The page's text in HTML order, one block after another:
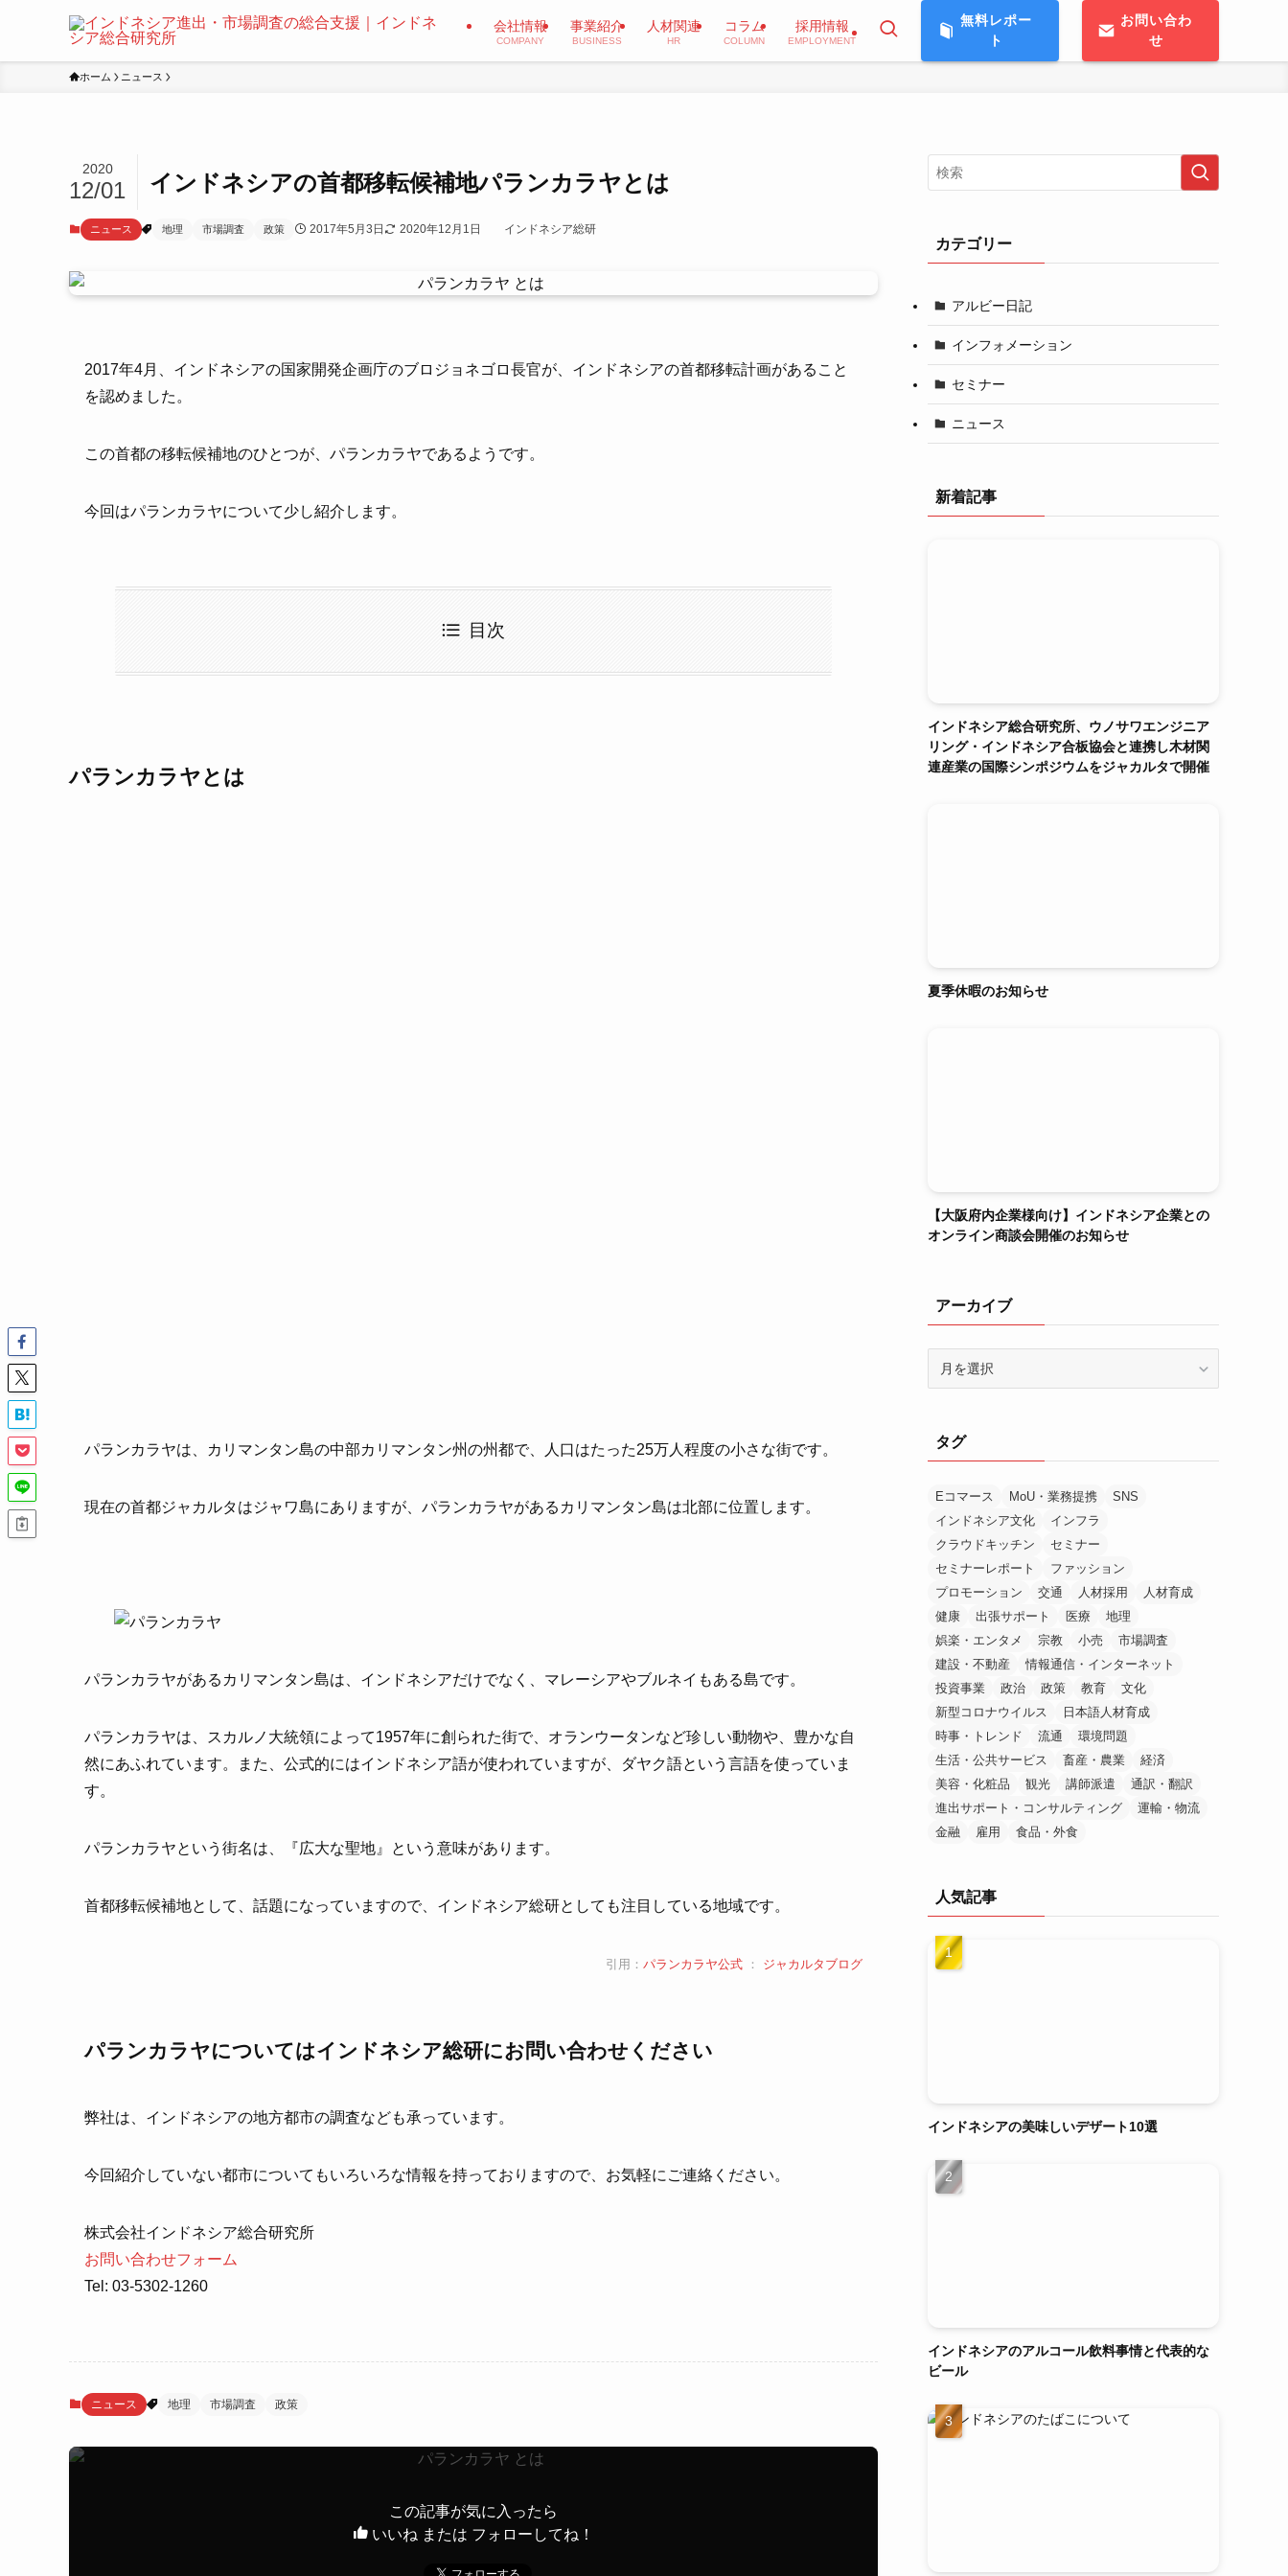
会社情報
COMPANY
事業紹介
BUSINESS
人材関連
HR
コラム
COLUMN
採用情報
EMPLOYMENT
無料レポー
ト
お問い合わ
せ
ホーム ニュース
インドネシアの首都移転候補地パランカラヤとは
2020
12/01
ニュース 地理 市場調査 政策 2017年5月3日 2020年12月1日 インドネシア総研
2017年4月、インドネシアの国家開発企画庁のブロジョネゴロ長官が、インドネシアの首都移転計画があること
を認めました。
この首都の移転候補地のひとつが、パランカラヤであるようです。
今回はパランカラヤについて少し紹介します。
目次
パランカラヤとは
パランカラヤは、カリマンタン島の中部カリマンタン州の州都で、人口はたった25万人程度の小さな街です。
現在の首都ジャカルタはジャワ島にありますが、パランカラヤがあるカリマンタン島は北部に位置します。
パランカラヤがあるカリマンタン島は、インドネシアだけでなく、マレーシアやブルネイもある島です。
パランカラヤは、スカルノ大統領によって1957年に創られた街で、オランウータンなど珍しい動物や、豊かな自
然にあふれています。また、公式的にはインドネシア語が使われていますが、ダヤク語という言語を使っていま
す。
パランカラヤという街名は、『広大な聖地』という意味があります。
首都移転候補地として、話題になっていますので、インドネシア総研としても注目している地域です。
引用： パランカラヤ公式 ： ジャカルタブログ
パランカラヤについてはインドネシア総研にお問い合わせください
弊社は、インドネシアの地方都市の調査なども承っています。
今回紹介していない都市についてもいろいろな情報を持っておりますので、お気軽にご連絡ください。
株式会社インドネシア総合研究所
お問い合わせフォーム
Tel: 03-5302-1260
ニュース 地理 市場調査 政策
この記事が気に入ったら
いいね または フォローしてね！
カテゴリー
アルビー日記
インフォメーション
セミナー
ニュース
新着記事
インドネシア総合研究所、ウノサワエンジニア
リング・インドネシア合板協会と連携し木材関
連産業の国際シンポジウムをジャカルタで開催
夏季休暇のお知らせ
【大阪府内企業様向け】インドネシア企業との
オンライン商談会開催のお知らせ
アーカイブ
ブタグ
Eコマース MoU・業務提携
SNS
インドネシア文化
インフラ
クラウドキッチン
セミナー
セミナーレポート
ファッション
プロモーション
交通 人材採用
人材育成
健康
出張サポート 医療
地理
娯楽・エンタメ
宗教 小売
市場調査
建設・不動産
情報通信・インターネット
投資事業
政治 政策 教育
文化
新型コロナウイルス
日本語人材育成
時事・トレンド
流通
環境問題
生活・公共サービス
畜産・農業
経済
美容・化粧品
観光 講師派遣
通訳・翻訳
進出サポート・コンサルティング
運輸・物流
金融
雇用 食品・外食
人気記事
インドネシアの美味しいデザート10選
インドネシアのアルコール飲料事情と代表的な
ビール